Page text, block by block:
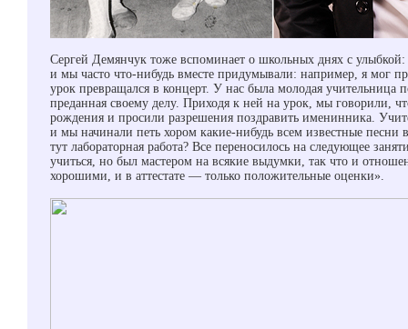
Сергей Демянчук тоже вспоминает о школьных днях с
и мы часто что-нибудь вместе придумывали: например, я мог
урок превращался в концерт. У нас была молодая учительница
преданная своему делу. Приходя к ней на урок, мы говорили,
рождения и просили разрешения поздравить именинника.
и мы начинали петь хором какие-нибудь всем известные песни
тут лабораторная работа? Все переносилось на следующее
учиться, но был мастером на всякие выдумки, так что и
хорошими, и в аттестате — только положительные оценки».